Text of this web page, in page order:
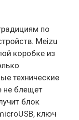
по
Meizu
коробке из
технические
не блещет
блок
ключ